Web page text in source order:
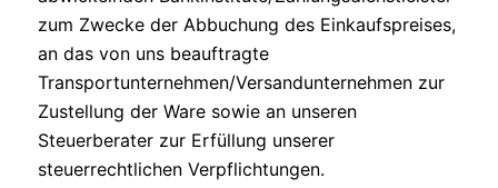
zum Zwecke der Abbuchung des Einkaufspreises,
an das von uns beauftragte
Transportunternehmen/Versandunternehmen zur
Zustellung der Ware sowie an unseren
Steuerberater zur Erfüllung unserer
steuerrechtlichen Verpflichtungen.